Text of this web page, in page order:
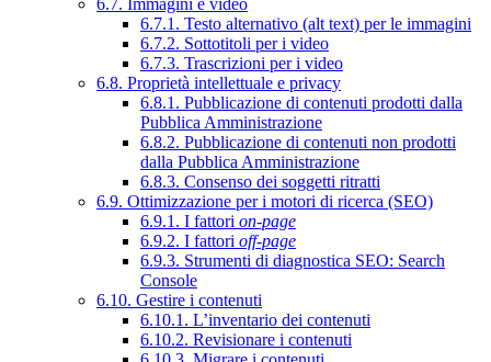
6.7.1. Testo alternativo (alt text) per le immagini
6.7.2. Sottotitoli per i video
6.7.3. Trascrizioni per i video
6.8. Proprietà intellettuale e privacy
6.8.1. Pubblicazione di contenuti prodotti dalla
Pubblica Amministrazione
6.8.2. Pubblicazione di contenuti non prodotti
dalla Pubblica Amministrazione
6.8.3. Consenso dei soggetti ritratti
6.9. Ottimizzazione per i motori di ricerca (SEO)
6.9.1. I fattori on-page
6.9.2. I fattori off-page
6.9.3. Strumenti di diagnostica SEO: Search
Console
6.10. Gestire i contenuti
6.10.1. L’inventario dei contenuti
6.10.2. Revisionare i contenuti